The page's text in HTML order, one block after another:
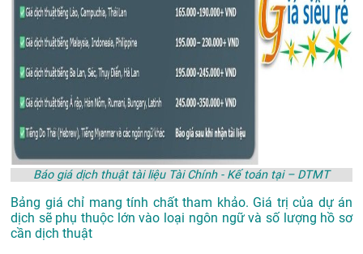
Báo giá dịch thuật tài liệu Tài Chính - Kế toán tại – DTMT
Bảng giá chỉ mang tính chất tham khảo. Giá trị của dự án
dịch sẽ phụ thuộc lớn vào loại ngôn ngữ và số lượng hồ sơ
cần dịch thuật